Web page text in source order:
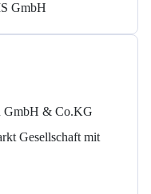
GmbH
GmbH & Co.KG
Gesellschaft mit